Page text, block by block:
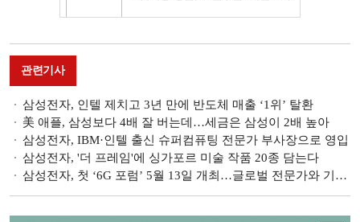
관련기사
삼성전자, 인텔 제치고 3년 만에 반도체 매출 ‘1위’ 탈환
美 애플, 삼성보다 4배 잘 버는데…세금은 삼성이 2배 높아
삼성전자, IBM·인텔 출신 슈퍼컴퓨팅 전문가 부사장으로 영입
삼성전자, '더 프레임'에 싱가포르 미술 작품 20종 담는다
삼성전자, 첫 ‘6G 포럼’ 5월 13일 개최…글로벌 전문가와 기술 공유